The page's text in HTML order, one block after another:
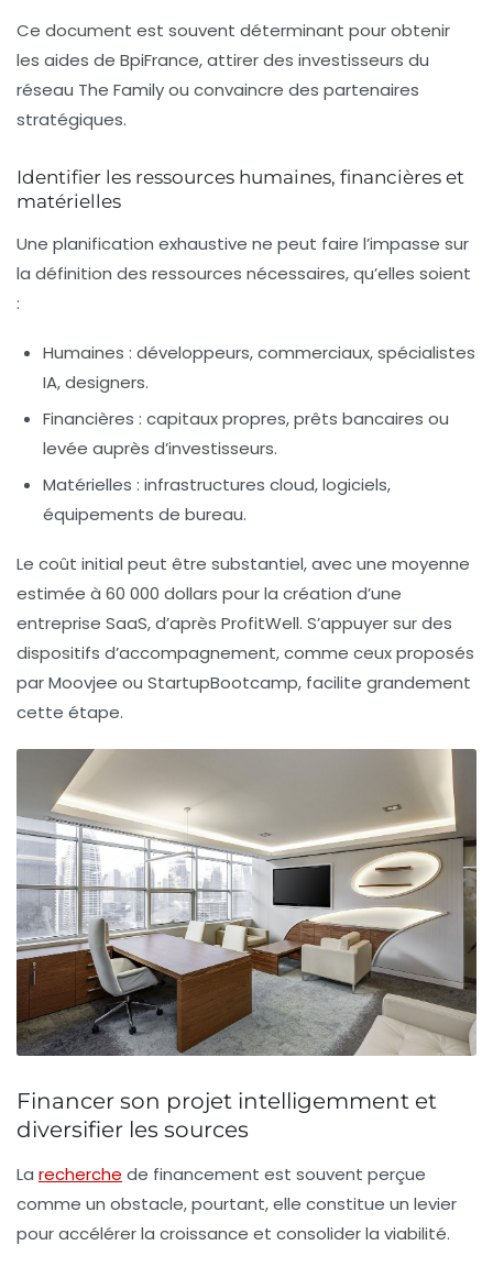
Ce document est souvent déterminant pour obtenir
les aides de BpiFrance, attirer des investisseurs du
réseau The Family ou convaincre des partenaires
stratégiques.
Identifier les ressources humaines, financières et
matérielles
Une planification exhaustive ne peut faire l’impasse sur
la définition des ressources nécessaires, qu’elles soient
:
Humaines : développeurs, commerciaux, spécialistes
IA, designers.
Financières : capitaux propres, prêts bancaires ou
levée auprès d’investisseurs.
Matérielles : infrastructures cloud, logiciels,
équipements de bureau.
Le coût initial peut être substantiel, avec une moyenne
estimée à 60 000 dollars pour la création d’une
entreprise SaaS, d’après ProfitWell. S’appuyer sur des
dispositifs d’accompagnement, comme ceux proposés
par Moovjee ou StartupBootcamp, facilite grandement
cette étape.
Financer son projet intelligemment et
diversifier les sources
La recherche de financement est souvent perçue
comme un obstacle, pourtant, elle constitue un levier
pour accélérer la croissance et consolider la viabilité.